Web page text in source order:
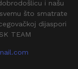
i našu
što smatrate
dijaspori
TEAM